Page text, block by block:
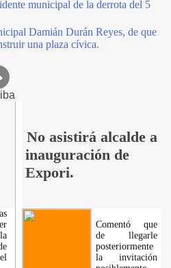
municipal de la derrota del 5
Damián Durán Reyes, de que
una plaza cívica.
No asistirá alcalde a
inauguración de
Expori.
Comentó que
de llegarle
posteriormente
la invitación